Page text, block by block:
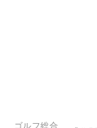
ゴルフ総合